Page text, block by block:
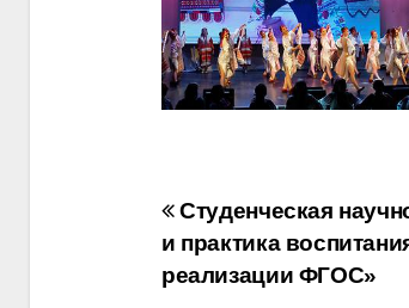
Навигация
по
Студенческая
и практика
реализации ФГОС»